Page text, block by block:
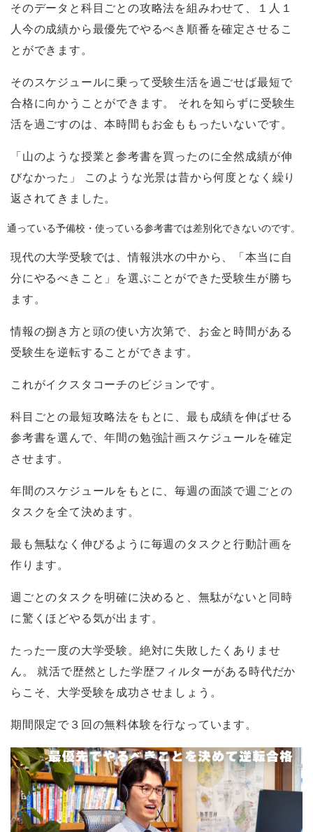
そのデータと科目ごとの攻略法を組みわせて、１人１
人今の成績から最優先でやるべき順番を確定させるこ
とができます。
そのスケジュールに乗って受験生活を過ごせば最短で
合格に向かうことができます。 それを知らずに受験生
活を過ごすのは、本時間もお金ももったいないです。
「山のような授業と参考書を買ったのに全然成績が伸
びなかった」 このような光景は昔から何度となく繰り
返されてきました。
通っている予備校・使っている参考書では差別化できないのです。
現代の大学受験では、情報洪水の中から、「本当に自
分にやるべきこと」を選ぶことができた受験生が勝ち
ます。
情報の捌き方と頭の使い方次第で、お金と時間がある
受験生を逆転することができます。
これがイクスタコーチのビジョンです。
科目ごとの最短攻略法をもとに、最も成績を伸ばせる
参考書を選んで、年間の勉強計画スケジュールを確定
させます。
年間のスケジュールをもとに、毎週の面談で週ごとの
タスクを全て決めます。
最も無駄なく伸びるように毎週のタスクと行動計画を
作ります。
週ごとのタスクを明確に決めると、無駄がないと同時
に驚くほどやる気が出ます。
たった一度の大学受験。絶対に失敗したくありませ
ん。 就活で歴然とした学歴フィルターがある時代だか
らこそ、大学受験を成功させましょう。
期間限定で３回の無料体験を行なっています。